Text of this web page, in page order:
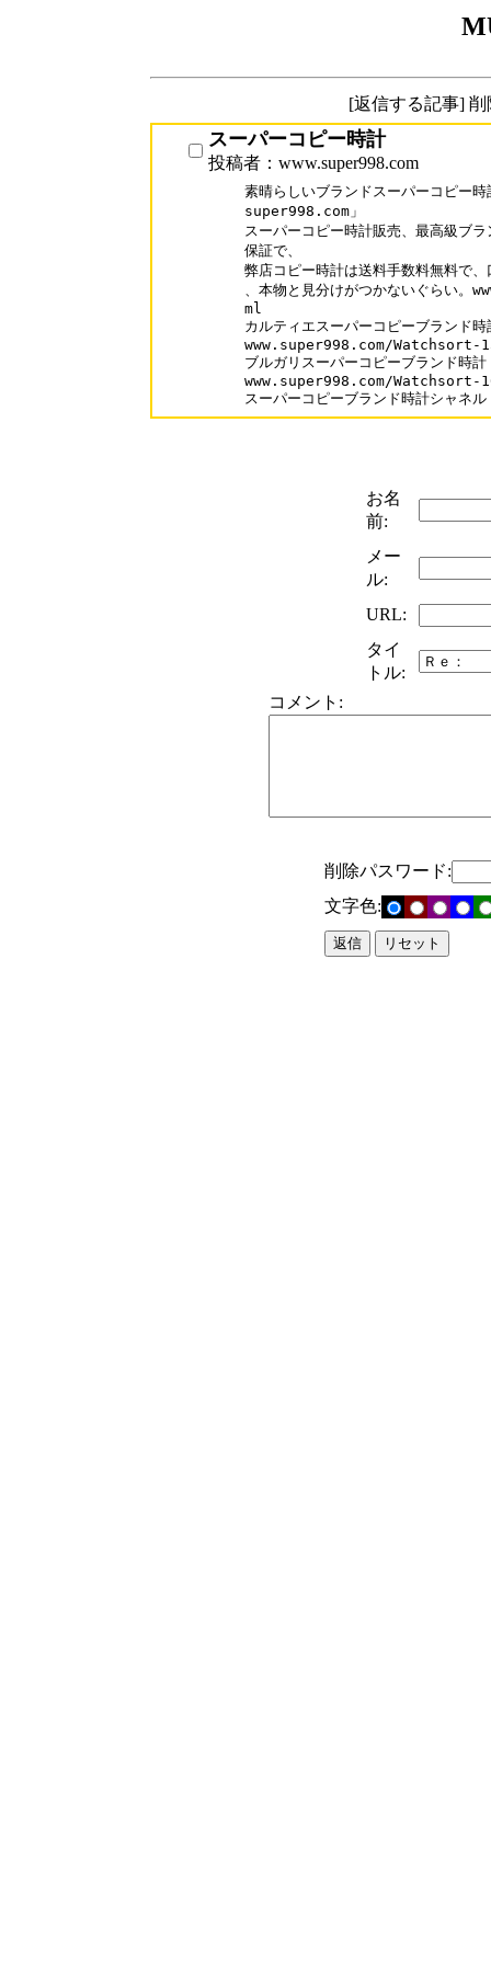
[返信する記事]
スーパーコピー時計
投稿者：www.super998.com
素晴らしいブランドスーパーコピー
super998.com」
スーパーコピー時計販売、最高級ブ
保証で、
弊店コピー時計は送料手数料無料で
、本物と見分けがつかないぐらい
ml
カルティエスーパーコピーブランド時
www.super998.com/
ブルガリスーパーコピーブランド時計
www.super998.com/Watchsort-
スーパーコピーブランド時計シャネル
お名
前:
メー
ル:
URL:
タイ
トル:
コメント:
削除パスワード:
文字色: